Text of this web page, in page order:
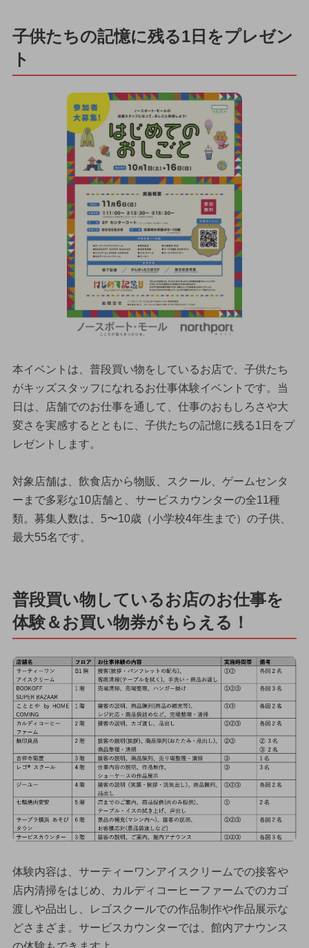
子供たちの記憶に残る1日をプレゼン
ト
本イベントは、普段買い物をしているお店で、子供たち
がキッズスタッフになれるお仕事体験イベントです。当
日は、店舗でのお仕事を通して、仕事のおもしろさや大
変さを実感するとともに、子供たちの記憶に残る1日をプ
レゼントします。
対象店舗は、飲食店から物販、スクール、ゲームセンタ
ーまで多彩な10店舗と、サービスカウンターの全11種
類。募集人数は、5〜10歳（小学校4年生まで）の子供、
最大55名です。
普段買い物しているお店のお仕事を
体験＆お買い物券がもらえる！
体験内容は、サーティーワンアイスクリームでの接客や
店内清掃をはじめ、カルディコーヒーファームでのカゴ
渡しや品出し、レゴスクールでの作品制作や作品展示な
どさまざま。サービスカウンターでは、館内アナウンス